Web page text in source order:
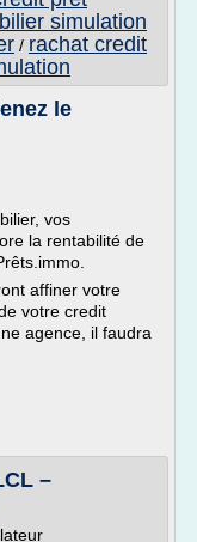
simulation
/ rachat credit
le
vos
la rentabilité de
affiner votre
votre credit
agence, il faudra
–